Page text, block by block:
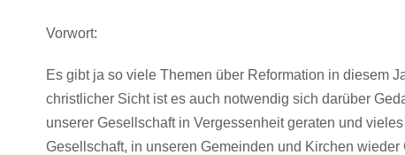
Vorwort:
Es gibt ja so viele Themen über Reformation in diesem
christlicher Sicht ist es auch notwendig sich darüber
unserer Gesellschaft in Vergessenheit geraten und
Gesellschaft, in unseren Gemeinden und Kirchen